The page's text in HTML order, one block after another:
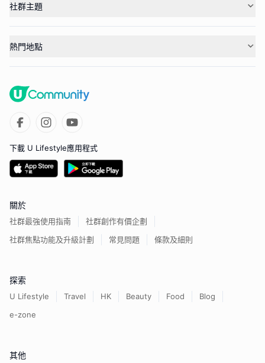
社群主題
熱門地點
下載 U Lifestyle應用程式
關於
社群最強使用指南
社群創作有價企劃
社群焦點功能及升級計劃
常見問題 條款及細則
探索
U Lifestyle Travel HK Beauty Food
Blog
e-zone
其他